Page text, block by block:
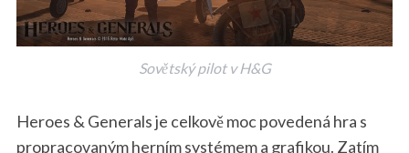
Sovětský pilot v H&G
Heroes & Generals je celkově moc povedená hra s
propracovaným herním systémem a grafikou. Zatím